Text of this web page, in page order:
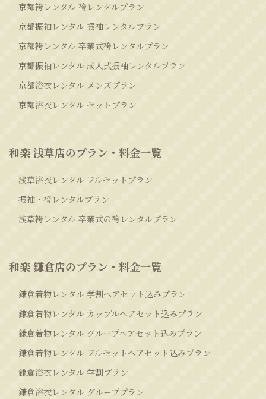
京都袴レンタル 袴レンタルプラン
京都振袖レンタル 振袖レンタルプラン
京都袴レンタル 卒業式袴レンタルプラン
京都振袖レンタル 成人式振袖レンタルプラン
京都浴衣レンタル メンズプラン
京都浴衣レンタル セットプラン
和楽 浅草店のプラン・料金一覧
浅草浴衣レンタル フルセットプラン
振袖・袴レンタルプラン
浅草袴レンタル 卒業式の袴レンタルプラン
和楽 鎌倉店のプラン・料金一覧
鎌倉着物レンタル 学割ヘアセット込みプラン
鎌倉着物レンタル カップルヘアセット込みプラン
鎌倉着物レンタル グループヘアセット込みプラン
鎌倉着物レンタル フルセットヘアセット込みプラン
鎌倉浴衣レンタル 学割プラン
鎌倉浴衣レンタル グループプラン